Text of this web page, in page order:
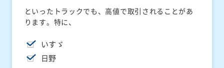
といったトラックでも、高値で取引されることがあ
ります。特に、
いすゞ
日野